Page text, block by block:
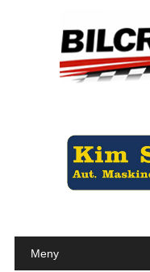
Main menu
Meny